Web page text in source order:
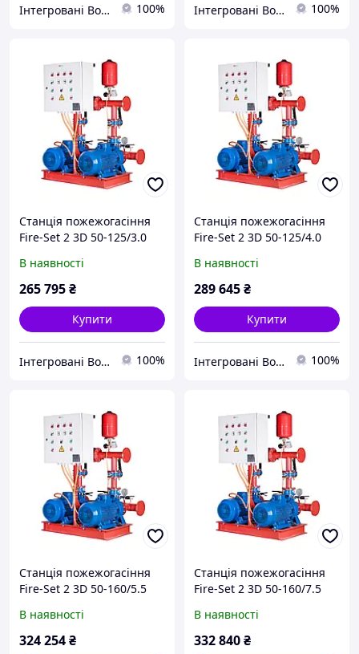
Інтегровані Водні Технології ТОВ 100% Інтегровані Водні Технології ТОВ 100%
Станція пожежогасіння
Fire-Set 2 3D 50-125/3.0
(1роб+1рез)
Сертифікована ДСНС
В наявності
265 795₴
Купити
Інтегровані Водні Технології ТОВ 100%
Станція пожежогасіння
Fire-Set 2 3D 50-125/4.0
(1роб+1рез)
Сертифікована ДСНС
В наявності
289 645₴
Купити
Інтегровані Водні Технології ТОВ 100%
Станція пожежогасіння
Fire-Set 2 3D 50-160/5.5
(1роб+1рез)
Сертифікована ДСНС
В наявності
324 254₴
Станція пожежогасіння
Fire-Set 2 3D 50-160/7.5
(1роб+1рез)
Сертифікована ДСНС
В наявності
332 840₴